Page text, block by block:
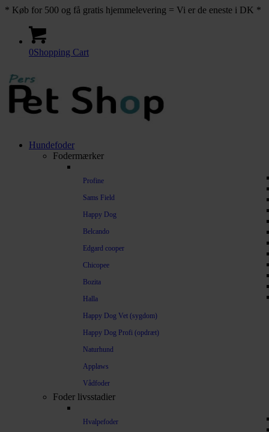
* Køb for 500 og få gratis hjemmelevering = Vi er de eneste i DK *
0Shopping Cart
Hundefoder
Fodermærker
Profine
Sams Field
Happy Dog
Belcando
Edgard cooper
Chicopee
Bozita
Halla
Happy Dog Vet (sygdom)
Happy Dog Profi (opdræt)
Naturhund
Applaws
Vådfoder
Foder livsstadier
Hvalpefoder